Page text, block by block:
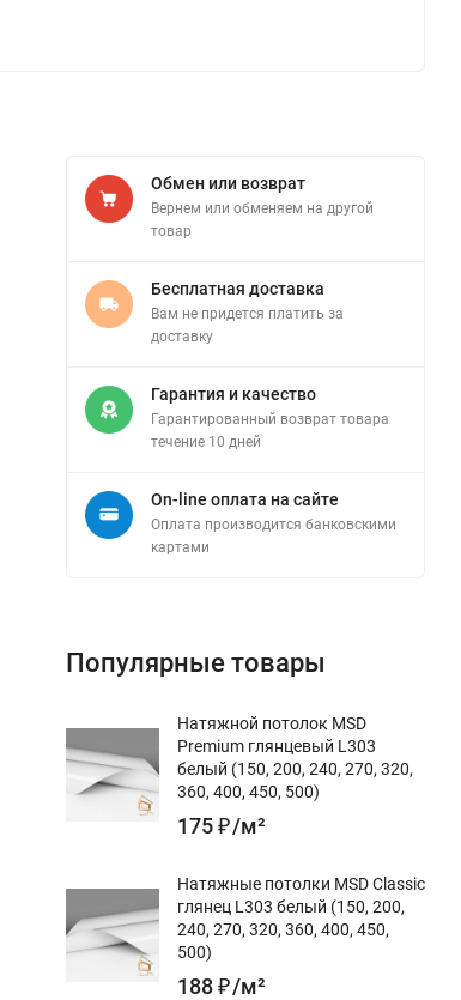
Обмен или возврат
Вернем или обменяем на другой
товар
Бесплатная доставка
Вам не придется платить за
доставку
Гарантия и качество
Гарантированный возврат товара
течение 10 дней
On-line оплата на сайте
Оплата производится банковскими
картами
Популярные товары
Натяжной потолок MSD
Premium глянцевый L303
белый (150, 200, 240, 270, 320,
360, 400, 450, 500)
175₽/м²
Натяжные потолки MSD Classic
глянец L303 белый (150, 200,
240, 270, 320, 360, 400, 450,
500)
188₽/м²